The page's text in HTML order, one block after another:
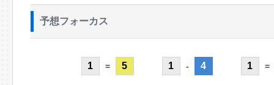
予想フォーカス
1 = 5 1 - 4 1 =